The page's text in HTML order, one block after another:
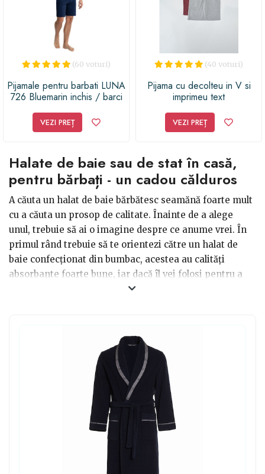
(60 voturi)
Pijamale pentru barbati LUNA
726 Bluemarin inchis / barci
VEZI PREȚ
(40 voturi)
Pijama cu decolteu in V si
imprimeu text
VEZI PREȚ
Halate de baie sau de stat în casă,
pentru bărbați - un cadou călduros
A căuta un halat de baie bărbătesc seamănă foarte mult
cu a căuta un prosop de calitate. Înainte de a alege
unul, trebuie să ai o imagine despre ce anume vrei. În
primul rând trebuie să te orientezi către un halat de
baie confecționat din bumbac, acestea au calități
absorbante foarte bune, iar dacă îl vei folosi pentru a
sta în casă, este și foarte călduros. În al doilea rând
pe perioada verii. Un halat de baie bun, îți va oferi un
echilibru perfect între timp liber relaxant și
practicalitate zilnică.